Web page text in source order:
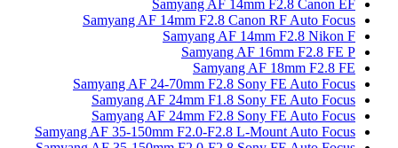
Samyang AF 14mm F2.8 Canon EF
Samyang AF 14mm F2.8 Canon RF Auto Focus
Samyang AF 14mm F2.8 Nikon F
Samyang AF 16mm F2.8 FE P
Samyang AF 18mm F2.8 FE
Samyang AF 24-70mm F2.8 Sony FE Auto Focus
Samyang AF 24mm F1.8 Sony FE Auto Focus
Samyang AF 24mm F2.8 Sony FE Auto Focus
Samyang AF 35-150mm F2.0-F2.8 L-Mount Auto Focus